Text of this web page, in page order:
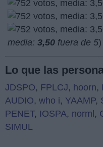
media: 3,50 fuera de 5)
Lo que las
JDSPO, FPLCJ, hoorn,
AUDIO, who i, YAAMP,
PENET, IOSPA, norml ,
SIMUL